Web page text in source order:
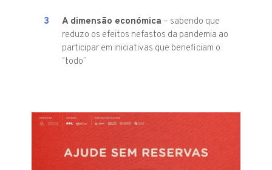
A dimensão económica – sabendo que
reduzo os efeitos nefastos da pandemia ao
participar em iniciativas que beneficiam o
‘’todo’’